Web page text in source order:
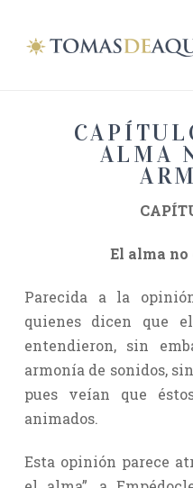
ALMA
El alma
Parecida a la
quienes dicen que
entendieron, sin
armonía de sonidos,
pues veían que
animados.
Esta opinión parece